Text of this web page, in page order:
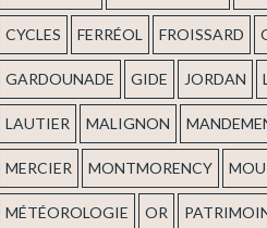
CYCLES FERRÉOL FROISSARD
GARDOUNADE GIDE JORDAN
LAUTIER MALIGNON
MERCIER MONTMORENCY
MÉTÉOROLOGIE OR